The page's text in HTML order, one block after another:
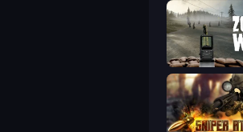
Zombie World